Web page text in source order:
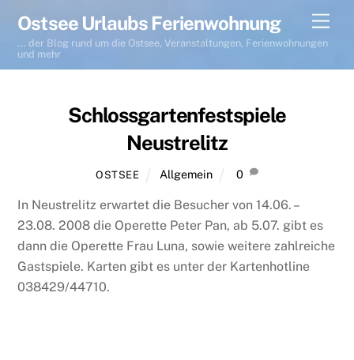
content
Ostsee Urlaubs Ferienwohnung
... der Blog rund um die Ostsee, Veranstaltungen, Ferienwohnungen
und mehr
Schlossgartenfestspiele
Neustrelitz
OSTSEE Allgemein 0
In Neustrelitz erwartet die Besucher von 14.06. –
23.08. 2008 die Operette Peter Pan, ab 5.07. gibt es
dann die Operette Frau Luna, sowie weitere zahlreiche
Gastspiele. Karten gibt es unter der Kartenhotline
038429/44710.